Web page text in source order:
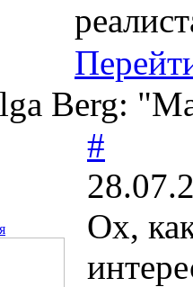
Berg:
#
Ох,